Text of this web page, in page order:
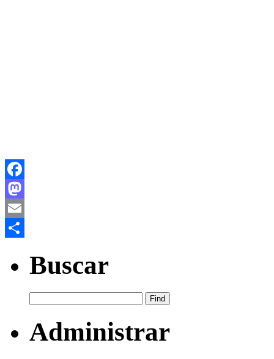
Facebook
Mastodon
Email
Buscar
Administrar